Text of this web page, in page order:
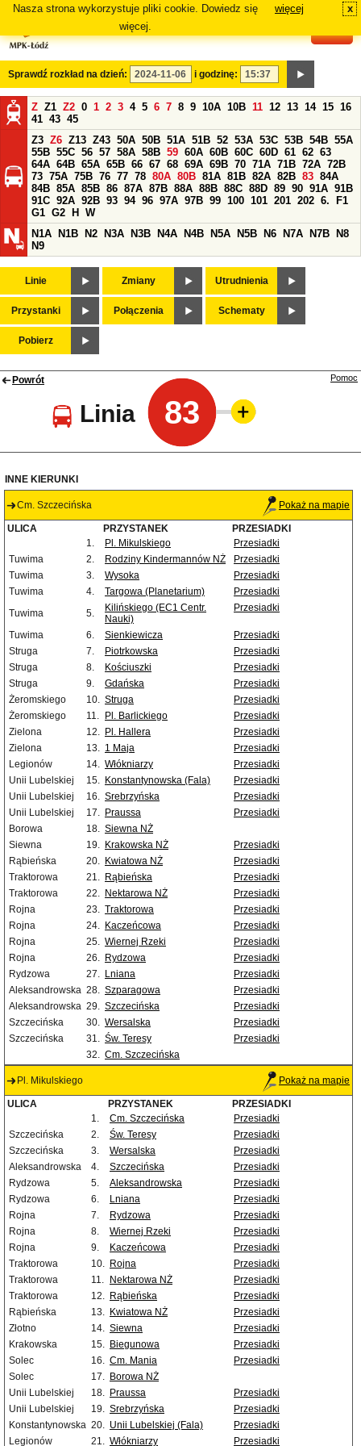
Nasza strona wykorzystuje pliki cookie. Dowiedz się
więcej.
więcej x
Sprawdź rozkład na dzień: i godzinę:
Z Z1 Z2 0 1 2 3 4 5 6 7 8 9 10A 10B 11 12 13 14 15 16
41 43 45
Z3 Z6 Z13 Z43 50A 50B 51A 51B 52 53A 53C 53B 54B 55A
55B 55C 56 57 58A 58B 59 60A 60B 60C 60D 61 62 63
64A 64B 65A 65B 66 67 68 69A 69B 70 71A 71B 72A 72B
73 75A 75B 76 77 78 80A 80B 81A 81B 82A 82B 83 84A
84B 85A 85B 86 87A 87B 88A 88B 88C 88D 89 90 91A 91B
91C 92A 92B 93 94 96 97A 97B 99 100 101 201 202 6.
F1
G1 G2 H
W
N1A
N1B N2 N3A N3B N4A N4B N5A N5B N6 N7A N7B
N8
N9
Linie Zmiany Utrudnienia
Przystanki Połączenia Schematy
Pobierz
Powrót
Linia 83
Pomoc
INNE KIERUNKI
Cm. Szczecińska Pokaż na mapie
ULICA PRZYSTANEK
PRZESIADKI
1.
Pl. Mikulskiego
Przesiadki
Tuwima
2. Rodziny Kindermannów NŻ
Przesiadki
Tuwima
3. Wysoka
Przesiadki
Tuwima
4. Targowa (Planetarium)
Przesiadki
Tuwima
5.
Kilińskiego (EC1 Centr.
Nauki)
Przesiadki
Tuwima 6. Sienkiewicza
Przesiadki
Struga
7. Piotrkowska
Przesiadki
Struga
8. Kościuszki
Przesiadki
Struga
9. Gdańska
Przesiadki
Żeromskiego
10. Struga
Przesiadki
Żeromskiego
11. Pl. Barlickiego
Przesiadki
Zielona
12. Pl. Hallera
Przesiadki
Zielona
13. 1 Maja
Przesiadki
Legionów
14. Włókniarzy
Przesiadki
Unii Lubelskiej
15. Konstantynowska (Fala)
Przesiadki
Unii Lubelskiej
16. Srebrzyńska
Przesiadki
Unii Lubelskiej
17. Praussa
Przesiadki
Borowa
18. Siewna NŻ
Siewna
19. Krakowska NŻ
Przesiadki
Rąbieńska
20. Kwiatowa NŻ
Przesiadki
Traktorowa
21. Rąbieńska
Przesiadki
Traktorowa
22. Nektarowa NŻ
Przesiadki
Rojna
23. Traktorowa
Przesiadki
Rojna
24. Kaczeńcowa
Przesiadki
Rojna
25. Wiernej Rzeki
Przesiadki
Rojna
26. Rydzowa
Przesiadki
Rydzowa
27. Lniana
Przesiadki
Aleksandrowska 28. Szparagowa
Przesiadki
Aleksandrowska 29. Szczecińska
Przesiadki
Szczecińska
30. Wersalska
Przesiadki
Szczecińska
31. Św. Teresy
Przesiadki
32. Cm. Szczecińska
Pl. Mikulskiego Pokaż na mapie
ULICA PRZYSTANEK
PRZESIADKI
1.
Cm. Szczecińska
Przesiadki
Szczecińska
2. Św. Teresy
Przesiadki
Szczecińska
3. Wersalska
Przesiadki
Aleksandrowska
4. Szczecińska
Przesiadki
Rydzowa
5. Aleksandrowska
Przesiadki
Rydzowa
6. Lniana
Przesiadki
Rojna
7. Rydzowa
Przesiadki
Rojna
8. Wiernej Rzeki
Przesiadki
Rojna
9. Kaczeńcowa
Przesiadki
Traktorowa
10. Rojna
Przesiadki
Traktorowa
11. Nektarowa NŻ
Przesiadki
Traktorowa
12. Rąbieńska
Przesiadki
Rąbieńska
13. Kwiatowa NŻ
Przesiadki
Złotno
14. Siewna
Przesiadki
Krakowska
15. Biegunowa
Przesiadki
Solec
16. Cm. Mania
Przesiadki
Solec
17. Borowa NŻ
Unii Lubelskiej
18. Praussa
Przesiadki
Unii Lubelskiej
19. Srebrzyńska
Przesiadki
Konstantynowska 20. Unii Lubelskiej (Fala)
Przesiadki
Legionów
21. Włókniarzy Przesiadki